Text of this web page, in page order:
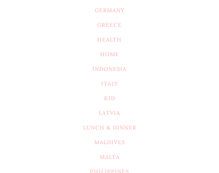
GERMANY
GREECE
HEALTH
HOME
INDONESIA
ITALY
KID
LATVIA
LUNCH & DINNER
MALDIVES
MALTA